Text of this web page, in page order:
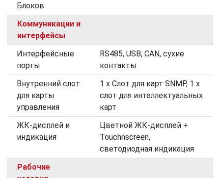
Блоков
Коммуникации и
интерфейсы
Интерфейсные
порты
RS485, USB, CAN, сухие
контакты
Внутренний слот
для карты
управления
1 х Слот для карт SNMP, 1 х
слот для интеллектуальных
карт
ЖК-дисплей и
индикация
Цветной ЖК-дисплей +
Touchnscreen,
светодиодная индикация
Рабочие